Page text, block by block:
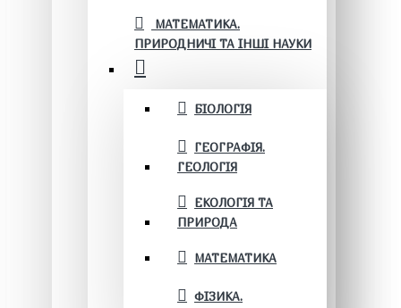
МАТЕМАТИКА.
ПРИРОДНИЧІ ТА ІНШІ НАУКИ
БІОЛОГІЯ
ГЕОГРАФІЯ.
ГЕОЛОГІЯ
ЕКОЛОГІЯ ТА
ПРИРОДА
МАТЕМАТИКА
ФІЗИКА.